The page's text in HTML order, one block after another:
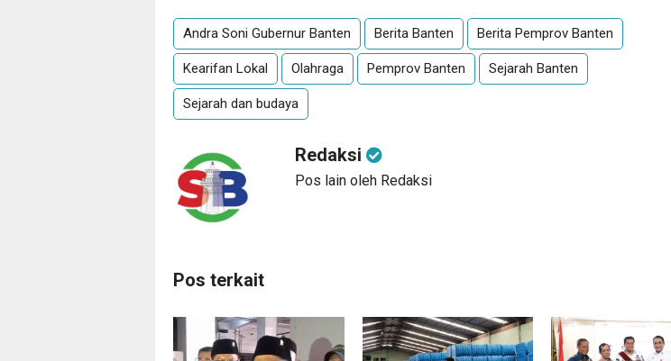
Andra Soni Gubernur Banten Berita Banten Berita Pemprov Banten
Kearifan Lokal Olahraga Pemprov Banten Sejarah Banten
Sejarah dan budaya
Redaksi
Pos lain oleh Redaksi
Pos terkait